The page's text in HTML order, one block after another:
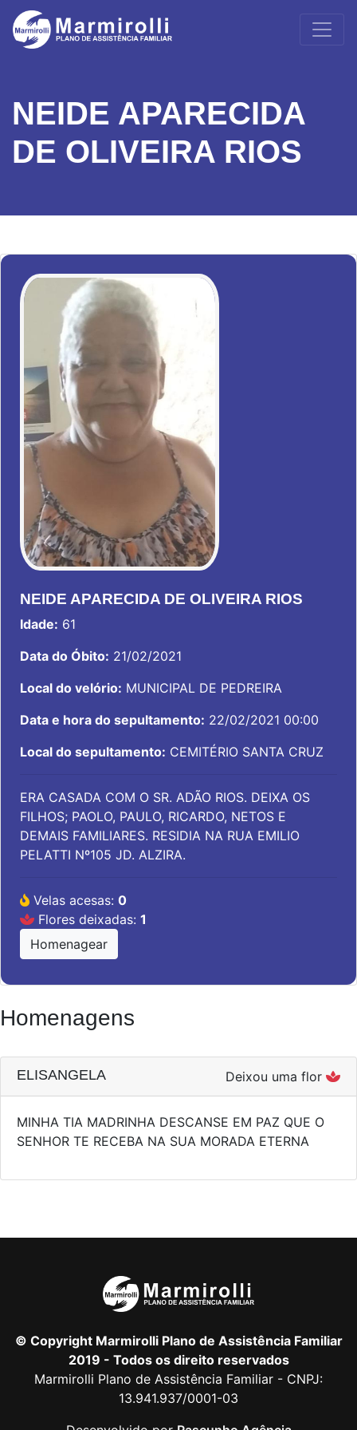
NEIDE APARECIDA
DE OLIVEIRA RIOS
NEIDE APARECIDA DE OLIVEIRA RIOS
Idade: 61
Data do Óbito: 21/02/2021
Local do velório: MUNICIPAL DE PEDREIRA
Data e hora do sepultamento: 22/02/2021 00:00
Local do sepultamento: CEMITÉRIO SANTA CRUZ
ERA CASADA COM O SR. ADÃO RIOS. DEIXA OS
FILHOS; PAOLO, PAULO, RICARDO, NETOS E
DEMAIS FAMILIARES. RESIDIA NA RUA EMILIO
PELATTI Nº105 JD. ALZIRA.
Velas acesas: 0
Flores deixadas: 1
Homenagear
Homenagens
ELISANGELA Deixou uma flor
MINHA TIA MADRINHA DESCANSE EM PAZ QUE O
SENHOR TE RECEBA NA SUA MORADA ETERNA
© Copyright Marmirolli Plano de Assistência Familiar
2019 - Todos os direito reservados
Marmirolli Plano de Assistência Familiar - CNPJ:
13.941.937/0001-03